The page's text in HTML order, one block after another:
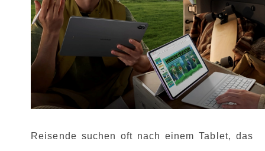
Reisende suchen oft nach einem Tablet, das